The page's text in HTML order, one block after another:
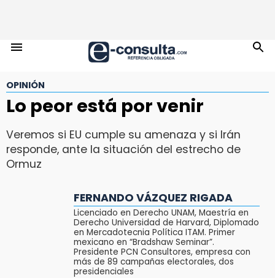
OPINIÓN
Lo peor está por venir
Veremos si EU cumple su amenaza y si Irán
responde, ante la situación del estrecho de
Ormuz
FERNANDO VÁZQUEZ RIGADA
Licenciado en Derecho UNAM, Maestría en
Derecho Universidad de Harvard, Diplomado
en Mercadotecnia Política ITAM. Primer
mexicano en “Bradshaw Seminar”.
Presidente PCN Consultores, empresa con
más de 89 campañas electorales, dos
presidenciales